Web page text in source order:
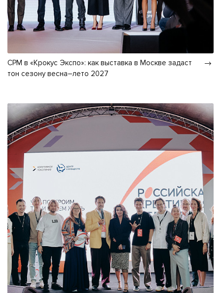
CPM в «Крокус Экспо»: как выставка в Москве задаст
тон сезону весна–лето 2027